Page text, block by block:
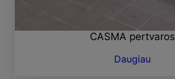
CASMA pertvaros
Daugiau